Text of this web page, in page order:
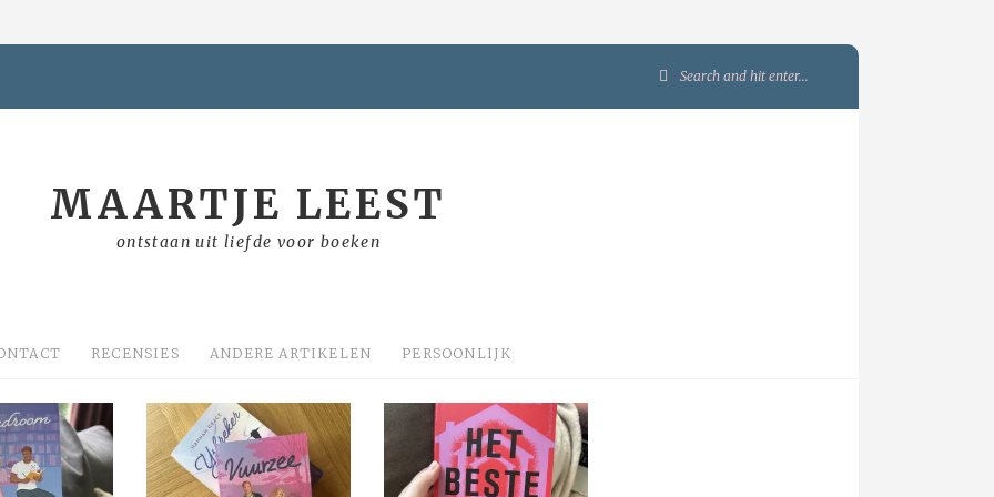
Search
MAARTJE LEEST
ontstaan uit liefde voor boeken
RECENSIES ANDERE ARTIKELEN PERSOONLIJK